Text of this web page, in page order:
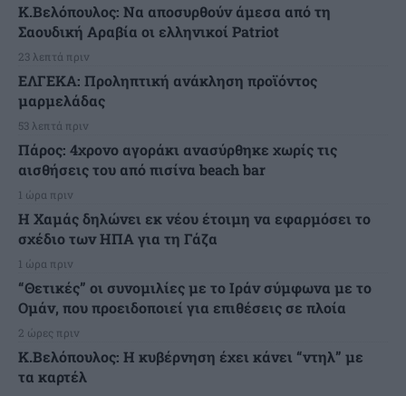
Κ.Βελόπουλος: Να αποσυρθούν άμεσα από τη
Σαουδική Αραβία οι ελληνικοί Patriot
23 λεπτά πριν
ΕΛΓΕΚΑ: Προληπτική ανάκληση προϊόντος
μαρμελάδας
53 λεπτά πριν
Πάρος: 4χρονο αγοράκι ανασύρθηκε χωρίς τις
αισθήσεις του από πισίνα beach bar
1 ώρα πριν
Η Χαμάς δηλώνει εκ νέου έτοιμη να εφαρμόσει το
σχέδιο των ΗΠΑ για τη Γάζα
1 ώρα πριν
“Θετικές” οι συνομιλίες με το Ιράν σύμφωνα με το
Ομάν, που προειδοποιεί για επιθέσεις σε πλοία
2 ώρες πριν
Κ.Βελόπουλος: Η κυβέρνηση έχει κάνει “ντηλ” με
τα καρτέλ